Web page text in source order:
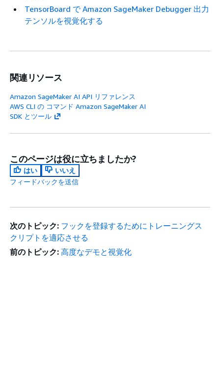
TensorBoard で Amazon SageMaker Debugger 出力
テンソルを視覚化する
関連リソース
Amazon SageMaker AI API リファレンス
AWS CLI の コマンド Amazon SageMaker AI
SDK とツール
このページは役に立ちましたか?
はい
いいえ
フィードバックを送信
次のトピック: フックを登録するためにトレーニングス
クリプトを適応させる
前のトピック: 高度なデモと視覚化